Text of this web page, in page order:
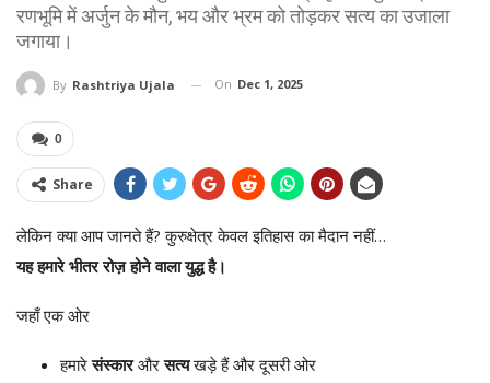
रणभूमि में अर्जुन के मौन, भय और भ्रम को तोड़कर सत्य का उजाला
जगाया।
By Rashtriya Ujala On Dec 1, 2025
0
Share
लेकिन क्या आप जानते हैं? कुरुक्षेत्र केवल इतिहास का मैदान नहीं…
यह हमारे भीतर रोज़ होने वाला युद्ध है।
जहाँ एक ओर
हमारेसंस्कारऔरसत्यखड़े हैं और दूसरी ओर